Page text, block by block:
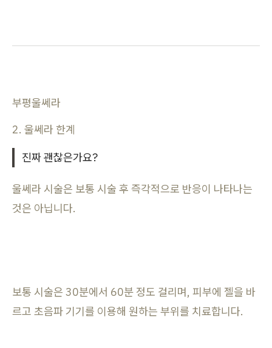
부평울쎄라
2. 울쎄라 한계
진짜 괜찮은가요?
울쎄라 시술은 보통 시술 후 즉각적으로 반응이 나타나는
것은 아닙니다.
보통 시술은 30분에서 60분 정도 걸리며, 피부에 젤을 바
르고 초음파 기기를 이용해 원하는 부위를 치료합니다.